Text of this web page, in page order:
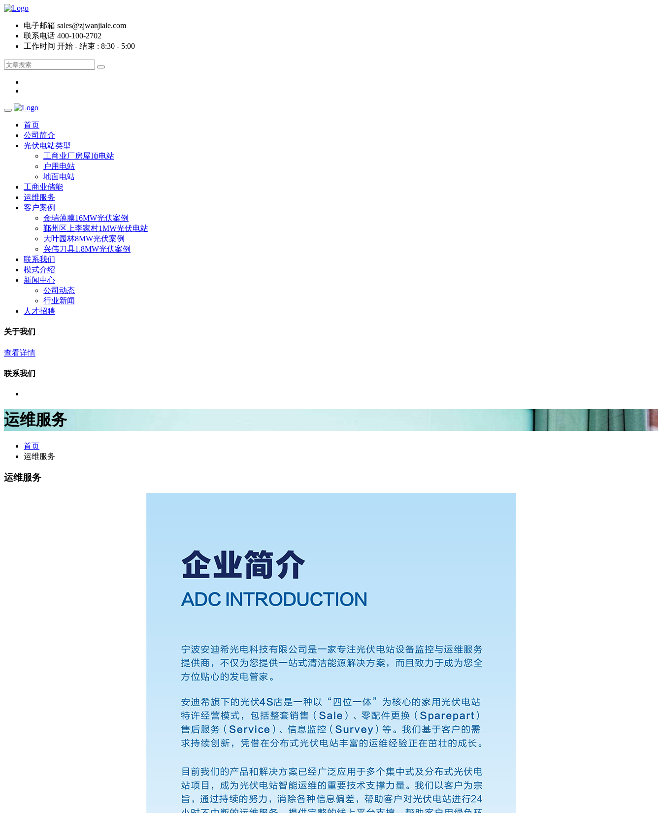
电子邮箱 sales@zjwanjiale.com
联系电话 400-100-2702
工作时间 开始 - 结束 : 8:30 - 5:00
首页
公司简介
光伏电站类型
工商业厂房屋顶电站
户用电站
地面电站
工商业储能
运维服务
客户案例
金瑞薄膜16MW光伏案例
鄞州区上李家村1MW光伏电站
大叶园林8MW光伏案例
兴伟刀具1.8MW光伏案例
联系我们
模式介绍
新闻中心
公司动态
行业新闻
人才招聘
关于我们
查看详情
联系我们
运维服务
首页
运维服务
运维服务